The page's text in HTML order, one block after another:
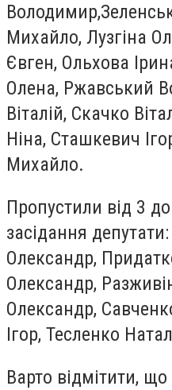
Михайло, Лузгіна
Євген, Ольхова
Олена, Ржавський
Віталій, Скачко
Ніна, Сташкевич
Михайло.
Пропустили від 3
засідання
Олександр,
Олександр,
Олександр,
Ігор, Тесленко
Варто відмітити,